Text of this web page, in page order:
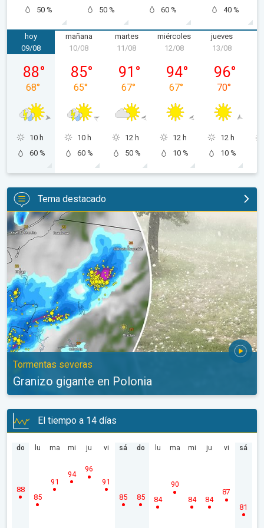
50 % 50 % 60 % 40 %
hoy
domingo, 09/08
09/08
88°
68°
10 h
60 %
mañana
10/08
85°
65°
10 h
60 %
martes
11/08
91 °
67°
12 h
50 %
miércoles
miércoles, 12/08
12/08
94°
67°
12 h
10 %
jueves
13/08
96°
70°
12 h
10 %
Tema destacado
Granizo gigante en Polonia. Tormentas severas. . .
Tormentas severas
Granizo gigante en Polonia
El tiempo a 14 días
do
88
lu
85
ma
91
mi
94
ju
96
vi
91
sá
85
do
85
lu
84
ma
90
mi
84
ju
84
vi
87
sá
81